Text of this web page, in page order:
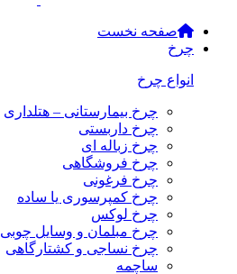
صفحه نخست
چرخ
انواع چرخ
چرخ بیمارستانی – هتلداری
چرخ داربستی
چرخ زباله ای
چرخ فروشگاهی
چرخ فرغونی
چرخ کمپرسوری یا ساده
چرخ لوکس
چرخ مبلمان و وسایل چوبی
چرخ نساجی و کشتارگاهی
ساچمه